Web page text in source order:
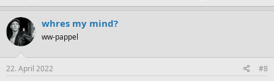
whres my mind?
ww-pappel
22. April 2022 #8